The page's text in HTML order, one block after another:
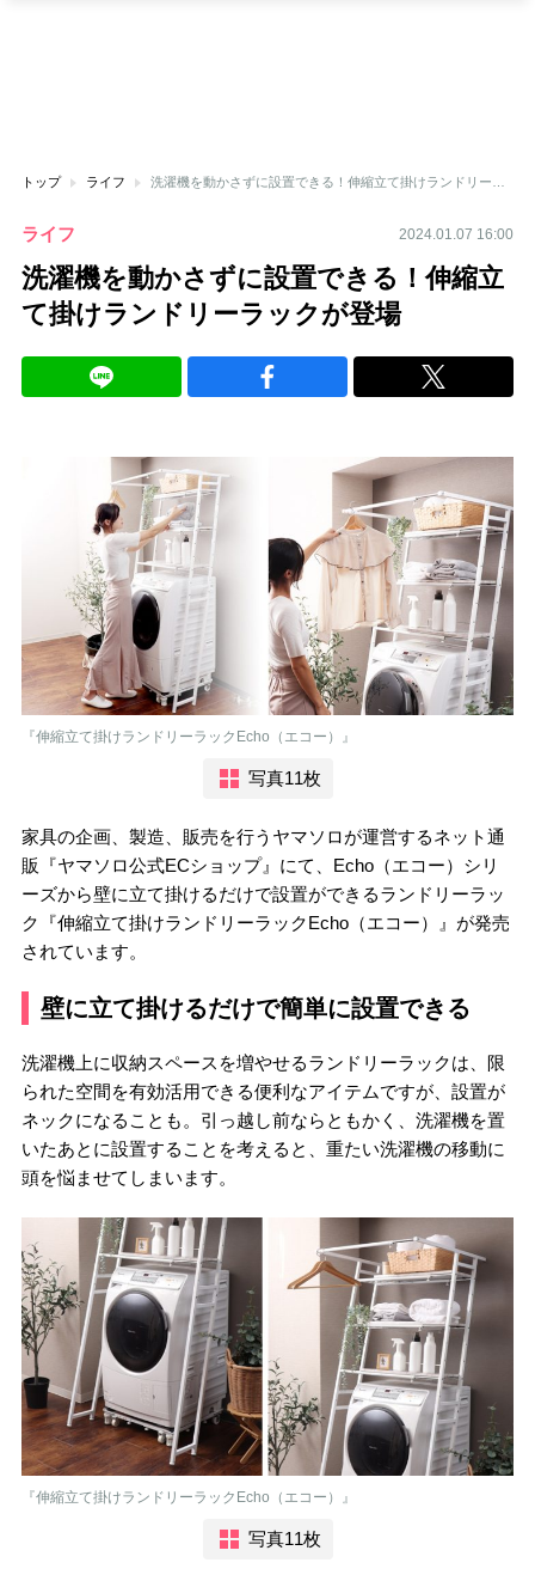
トップ ライフ
ライフ 2024.01.07 16:00
洗濯機を動かさずに設置できる！伸縮立
て掛けランドリーラックが登場
『伸縮立て掛けランドリーラックEcho（エコー）』
写真11枚
家具の企画、製造、販売を行うヤマソロが運営するネット通
販『ヤマソロ公式ECショップ』にて、Echo（エコー）シリ
ーズから壁に立て掛けるだけで設置ができるランドリーラッ
ク『伸縮立て掛けランドリーラックEcho（エコー）』が発売
されています。
壁に立て掛けるだけで簡単に設置できる
洗濯機上に収納スペースを増やせるランドリーラックは、限
られた空間を有効活用できる便利なアイテムですが、設置が
ネックになることも。引っ越し前ならともかく、洗濯機を置
いたあとに設置することを考えると、重たい洗濯機の移動に
頭を悩ませてしまいます。
『伸縮立て掛けランドリーラックEcho（エコー）』
写真11枚